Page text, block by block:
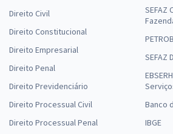
Direito Civil
Direito Constitucional
Direito Empresarial
Direito Penal
Direito Previdenciário
Direito Processual Civil
Direito Processual Penal
SEFAZ
SEFAZ
Banco
IBGE